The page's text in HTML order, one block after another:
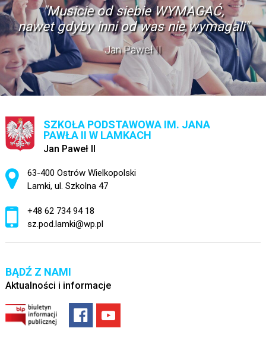
"Musicie od siebie WYMAGAĆ,
nawet gdyby inni od was nie wymagali"
Jan Paweł II
SZKOŁA PODSTAWOWA IM. JANA
PAWŁA II W LAMKACH
Jan Paweł II
Adres pocztowy:
63-400 Ostrów Wielkopolski
Lamki, ul. Szkolna 47
+48 62 734 94 18
sz.pod.lamki@wp.pl
BĄDŹ Z NAMI
Aktualności i informacje